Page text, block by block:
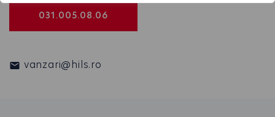
031.005.08.06
vanzari@hils.ro